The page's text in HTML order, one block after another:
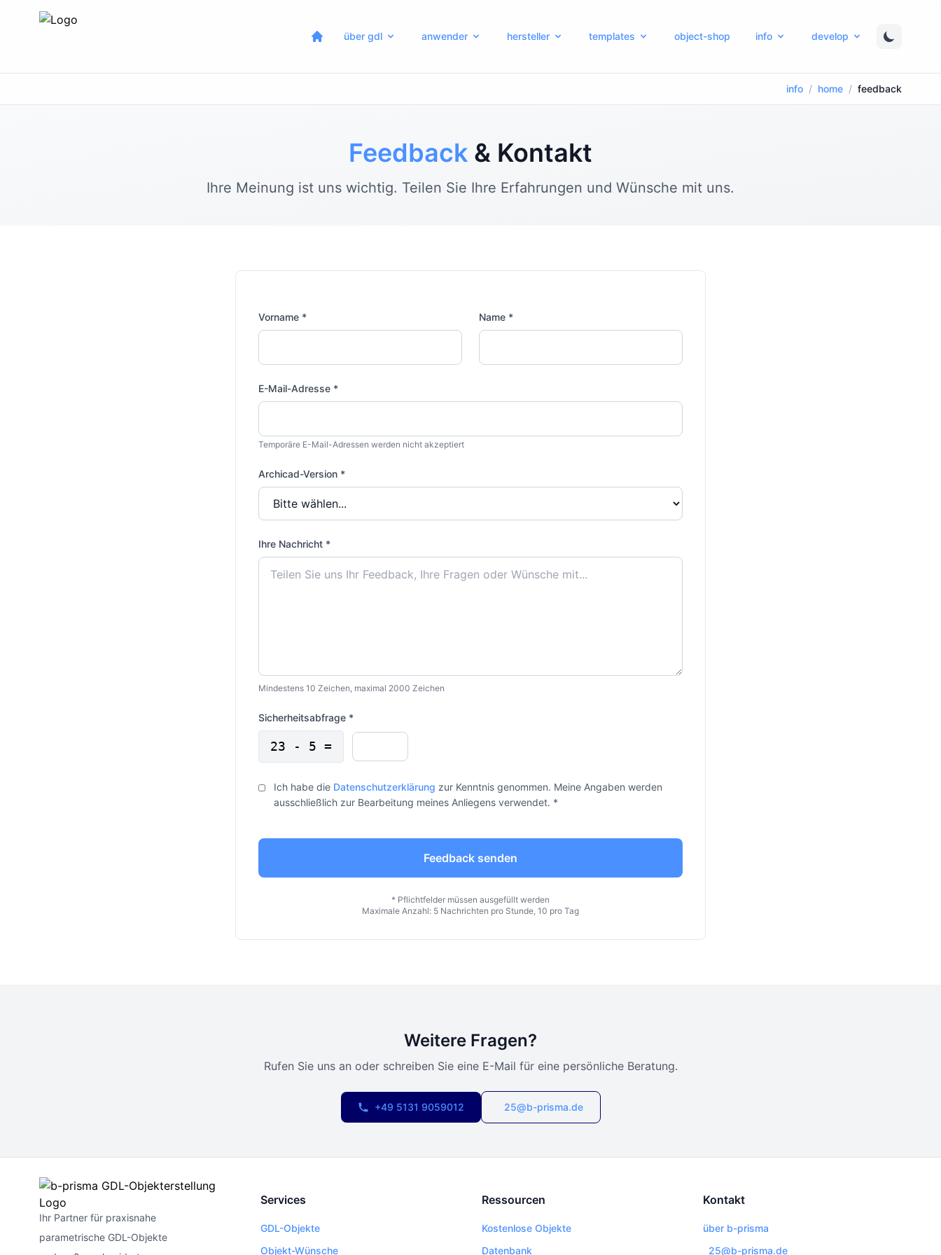
über gdl anwender hersteller templates object-shop info develop
info / home / feedback
Feedback & Kontakt
Ihre Meinung ist uns wichtig. Teilen Sie Ihre Erfahrungen und Wünsche mit uns.
Vorname * Name *
E-Mail-Adresse *
Temporäre E-Mail-Adressen werden nicht akzeptiert
Archicad-Version *
Ihre Nachricht *
Mindestens 10 Zeichen, maximal 2000 Zeichen
Sicherheitsabfrage *
23 - 5 =
Ich habe die Datenschutzerklärung zur Kenntnis genommen. Meine Angaben werden
ausschließlich zur Bearbeitung meines Anliegens verwendet. *
Feedback senden
* Pflichtfelder müssen ausgefüllt werden
Maximale Anzahl: 5 Nachrichten pro Stunde, 10 pro Tag
Weitere Fragen?
Rufen Sie uns an oder schreiben Sie eine E-Mail für eine persönliche Beratung.
+49 5131 9059012 25@b-prisma.de
Ihr Partner für praxisnahe
parametrische GDL-Objekte
Services
GDL-Objekte
Objekt-Wünsche
Ressourcen
Kostenlose Objekte
Datenbank
Kontakt
über b-prisma
25@b-prisma.de